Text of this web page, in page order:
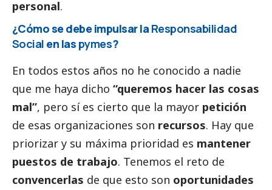
personal.
¿Cómo se debe impulsar la Responsabilidad
Social en las pymes?
En todos estos años no he conocido a nadie
que me haya dicho “queremos hacer las cosas
mal”, pero sí es cierto que la mayor petición
de esas organizaciones son recursos. Hay que
priorizar y su máxima prioridad es mantener
puestos de trabajo. Tenemos el reto de
convencerlas de que esto son oportunidades